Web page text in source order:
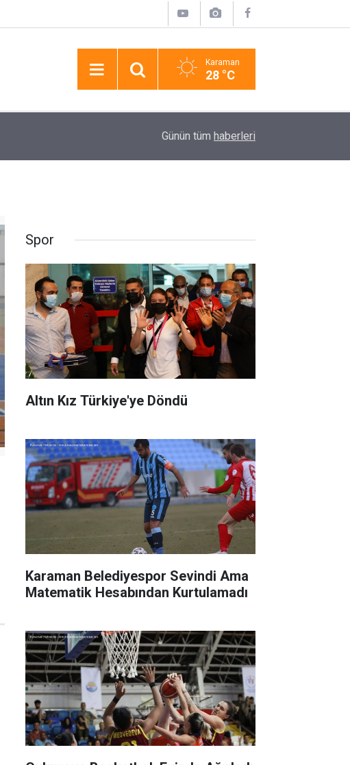
Karaman
28 °C
Serik’te Otomobil İle Vıp Araç Çarpıştı: 10 Kişi
Günün tüm haberleri
Spor
Altın Kız Türkiye'ye Döndü
Karaman Belediyespor Sevindi Ama
Matematik Hesabından Kurtulamadı